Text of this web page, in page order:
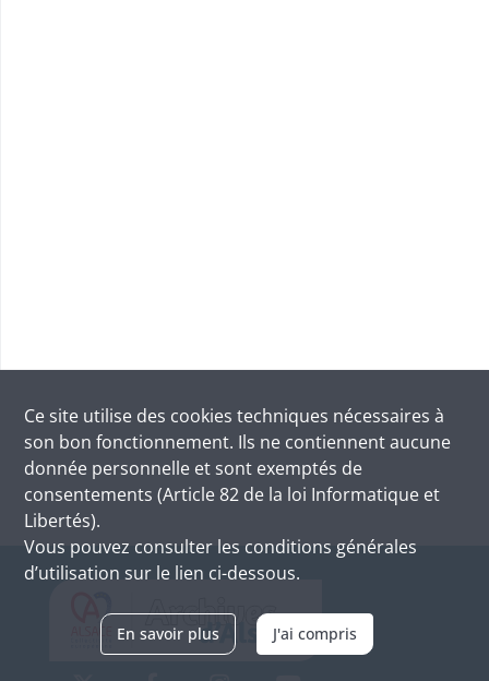
Ce site utilise des cookies techniques nécessaires à
son bon fonctionnement. Ils ne contiennent aucune
donnée personnelle et sont exemptés de
consentements (Article 82 de la loi Informatique et
Libertés).
Vous pouvez consulter les conditions générales
d’utilisation sur le lien ci-dessous.
En savoir plus J'ai compris